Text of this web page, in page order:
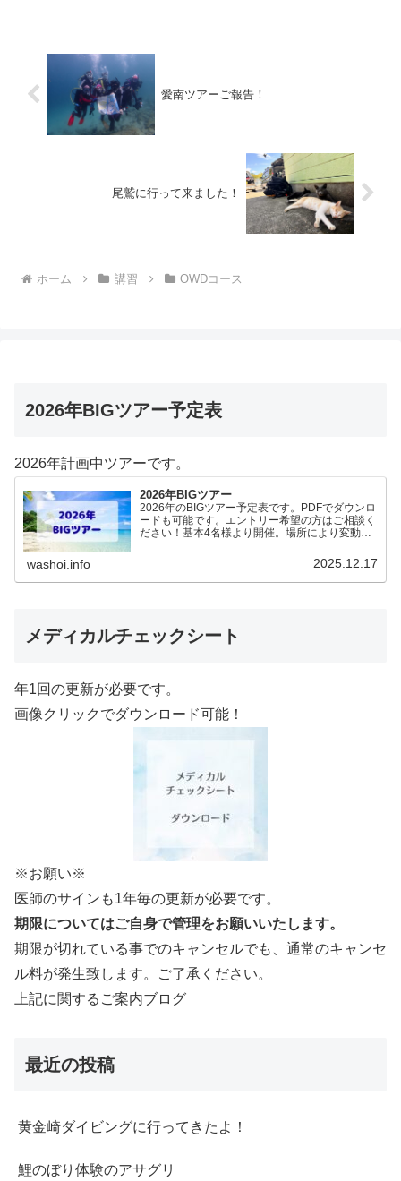
愛南ツアーご報告！
尾鷲に行って来ました！
ホーム 講習 OWDコース
2026年BIGツアー予定表
2026年計画中ツアーです。
2026年BIGツアー
2026年のBIGツアー予定表です。PDFでダウンロ
ードも可能です。エントリー希望の方はご相談く
ださい！基本4名様より開催。場所により変動あ
（12.19更新）ダウンロードPDFでアップロード
washoi.info 2025.12.17
メディカルチェックシート
年1回の更新が必要です。
画像クリックでダウンロード可能！
※お願い※
医師のサインも1年毎の更新が必要です。
期限についてはご自身で管理をお願いいたします。
期限が切れている事でのキャンセルでも、通常のキャンセ
ル料が発生致します。ご了承ください。
上記に関するご案内ブログ
最近の投稿
黄金崎ダイビングに行ってきたよ！
鯉のぼり体験のアサグリ